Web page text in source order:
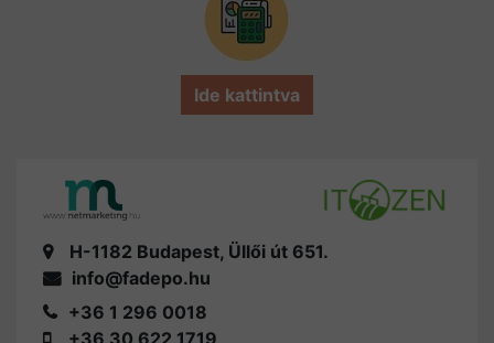
Ide kattintva
H-1182 Budapest, Üllői út 651.
info@fadepo.hu
+36 1 296 0018